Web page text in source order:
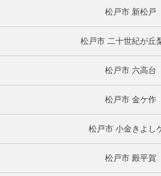
松戸市 新松戸
松戸市 二十世紀が丘
松戸市 六高台
松戸市 金ケ作
松戸市 小金きよし
松戸市 殿平賀